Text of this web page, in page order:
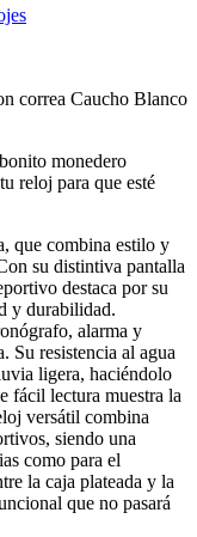
correa Caucho Blanco
monedero
reloj para que esté
que combina estilo y
su distintiva pantalla
destaca por su
y durabilidad.
alarma y
Su resistencia al agua
ligera, haciéndolo
fácil lectura muestra la
versátil combina
siendo una
como para el
la caja plateada y la
que no pasará